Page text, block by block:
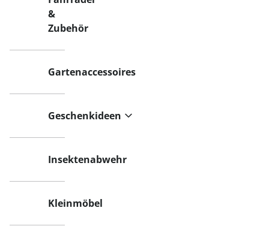
&
Zubehör
Gartenaccessoires
Geschenkideen
Insektenabwehr
Kleinmöbel